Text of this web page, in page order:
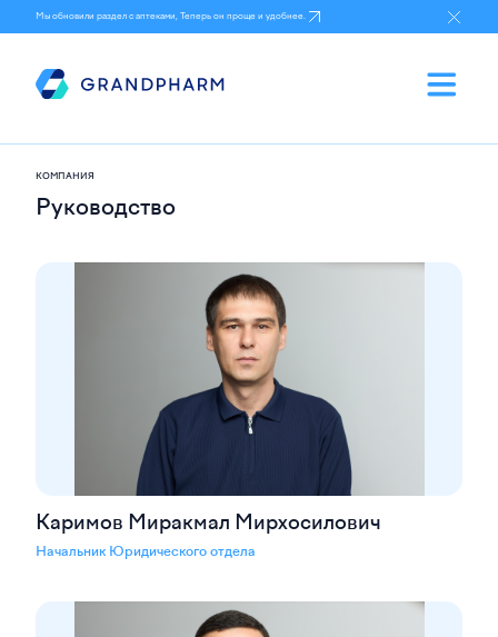
Мы обновили раздел с аптеками, Теперь он проще и удобнее.
КОМПАНИЯ
Руководство
Каримов Миракмал Мирхосилович
Начальник Юридического отдела